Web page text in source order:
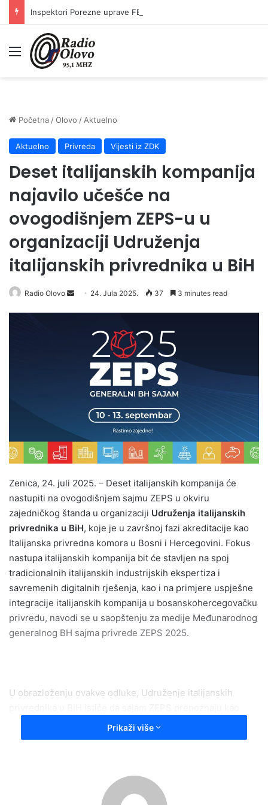
Meni
Početna /Olovo / Aktuelno
Aktuelno Privreda Vijesti iz ZDK
Deset italijanskih kompanija
najavilo učešće na
ovogodišnjem ZEPS-u u
organizaciji Udruženja
italijanskih privrednika u BiH
Radio Olovo
l
24. Jula 2025. 37 3 minutes read
Zenica, 24. juli 2025. – Deset italijanskih kompanija će
nastupiti na ovogodišnjem sajmu ZEPS u okviru
zajedničkog štanda u organizaciji Udruženja italijanskih
privrednika u BiH, koje je u završnoj fazi akreditacije kao
Italijanska privredna komora u Bosni i Hercegovini. Fokus
nastupa italijanskih kompanija bit će stavljen na spoj
tradicionalnih italijanskih industrijskih ekspertiza i
savremenih digitalnih rješenja, kao i na primjere uspješne
integracije italijanskih kompanija u bosanskohercegovačku
privredu, navodi se u saopštenju za medije Međunarodnog
generalnog BH sajma privrede ZEPS 2025.
U obrazloženju ovakve odluke, Udruženje italijanskih
jedan od najvažnijih međunarodnih privrednih događaja u
Bosni i Hercegovini, kao značajnu regionalnu platformu
Prikaži više